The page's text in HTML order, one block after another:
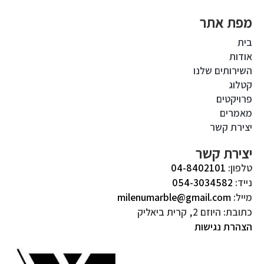
מפת אתר
בית
אודות
השירותים שלנו
קטלוג
פרויקטים
מאמרים
יצירת קשר
יצירת קשר
טלפון: 04-8402101
נייד: 054-3034582
מייל: milenumarble@gmail.com
כתובת: היוזם 2, קרית ביאליק
הצהרת נגישות